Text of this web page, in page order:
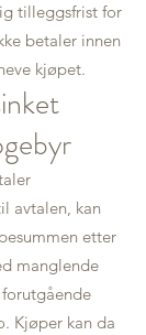
tilleggsfrist for
betaler innen
kjøpet.
avtalen, kan
etter
manglende
Kjøper kan da